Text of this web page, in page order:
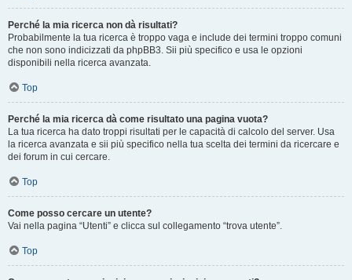
Perché la mia ricerca non dà risultati?
Probabilmente la tua ricerca è troppo vaga e include dei termini troppo comuni
che non sono indicizzati da phpBB3. Sii più specifico e usa le opzioni
disponibili nella ricerca avanzata.
Top
Perché la mia ricerca dà come risultato una pagina vuota?
La tua ricerca ha dato troppi risultati per le capacità di calcolo del server. Usa
la ricerca avanzata e sii più specifico nella tua scelta dei termini da ricercare e
dei forum in cui cercare.
Top
Come posso cercare un utente?
Vai nella pagina “Utenti” e clicca sul collegamento “trova utente”.
Top